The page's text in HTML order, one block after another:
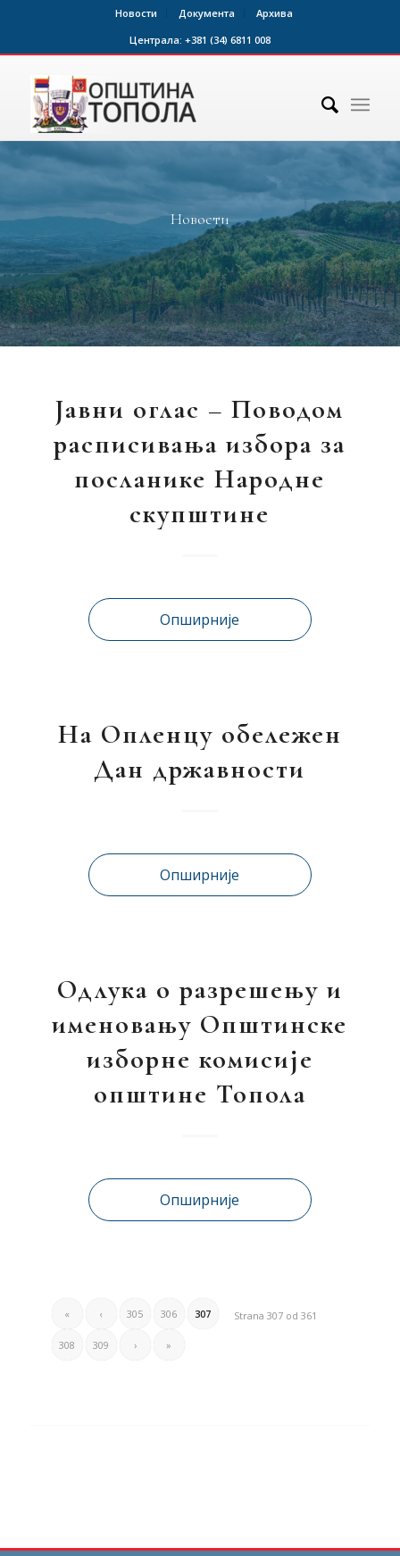
Новости Документа
Архива
Централа: +381 (34) 6811 008
Новости
Јавни оглас – Поводом
расписивања избора за
посланике Народне
скупштине
Опширније
На Опленцу обележен
Дан државности
Опширније
Одлука о разрешењу и
именовању Општинске
изборне комисије
општине Топола
Опширније
Strana 307 od 361
« ‹ 305 306 307
308 309 › »